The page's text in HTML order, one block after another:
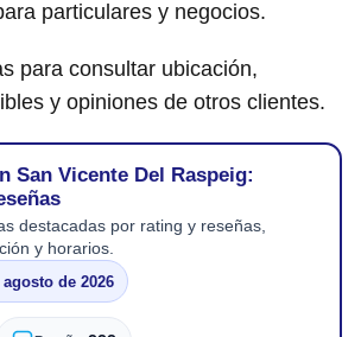
particulares y negocios.
para consultar ubicación,
y opiniones de otros clientes.
San Vicente Del Raspeig:
destacadas por rating y reseñas,
y horarios.
de 2026